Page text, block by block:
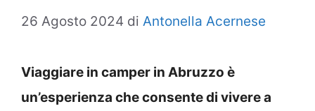
26 Agosto 2024 di Antonella Acernese
Viaggiare in camper in Abruzzo è
un’esperienza che consente di vivere a